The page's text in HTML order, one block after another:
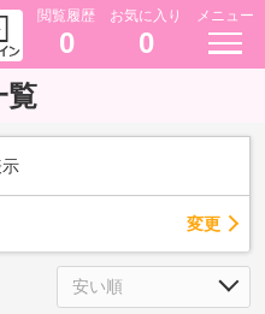
閲覧履歴
0
お気に入り
0
メニュー
覧
変更